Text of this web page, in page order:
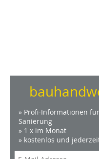
» Profi-Informationen
Sanierung
» 1 x im Monat
» kostenlos und